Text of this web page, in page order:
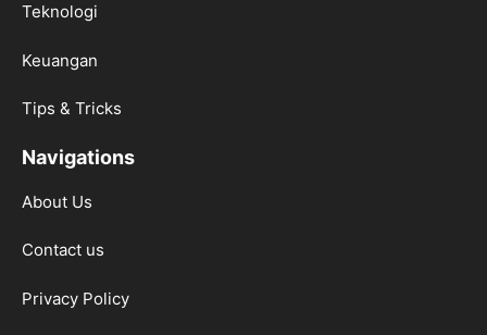
Teknologi
Keuangan
Tips & Tricks
Navigations
About Us
Contact us
Privacy Policy